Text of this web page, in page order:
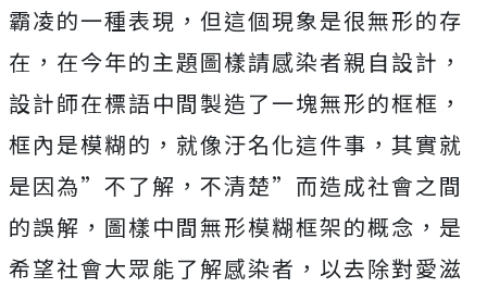
霸凌的一種表現，但這個現象是很無形的存
在，在今年的主題圖樣請感染者親自設計，
設計師在標語中間製造了一塊無形的框框，
框內是模糊的，就像汙名化這件事，其實就
是因為”不了解，不清楚”而造成社會之間
的誤解，圖樣中間無形模糊框架的概念，是
希望社會大眾能了解感染者，以去除對愛滋